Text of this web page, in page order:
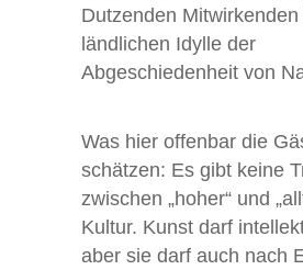
Dutzenden
ländlichen Idylle der
Abgeschiedenheit von
Was hier offenbar die
schätzen: Es gibt keine
zwischen „hoher“ und
Kultur. Kunst darf
aber sie darf auch nach